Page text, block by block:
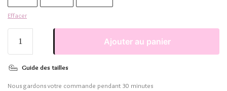
Effacer
Ajouter au panier
Guide des tailles
Nous gardons votre commande pendant 30 minutes